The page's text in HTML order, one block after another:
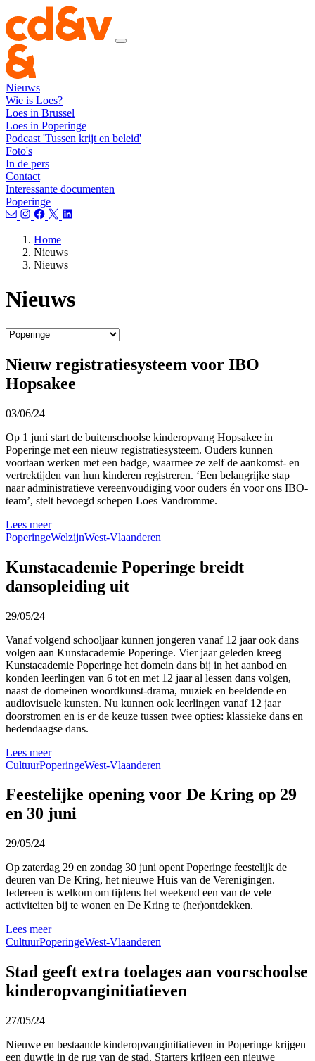
Nieuws
Wie is Loes?
Loes in Brussel
Loes in Poperinge
Podcast 'Tussen krijt en beleid'
Foto's
In de pers
Contact
Interessante documenten
Poperinge
Home
Nieuws
Nieuws
Nieuws
Nieuw registratiesysteem voor IBO
Hopsakee
03/06/24
Op 1 juni start de buitenschoolse kinderopvang Hopsakee in
Poperinge met een nieuw registratiesysteem. Ouders kunnen
voortaan werken met een badge, waarmee ze zelf de aankomst- en
vertrektijden van hun kinderen registreren. ‘Een belangrijke stap
naar administratieve vereenvoudiging voor ouders én voor ons IBO-
team’, stelt bevoegd schepen Loes Vandromme.
Lees meer
PoperingeWelzijnWest-Vlaanderen
Kunstacademie Poperinge breidt
dansopleiding uit
29/05/24
Vanaf volgend schooljaar kunnen jongeren vanaf 12 jaar ook dans
volgen aan Kunstacademie Poperinge. Vier jaar geleden kreeg
Kunstacademie Poperinge het domein dans bij in het aanbod en
konden leerlingen van 6 tot en met 12 jaar al lessen dans volgen,
naast de domeinen woordkunst-drama, muziek en beeldende en
audiovisuele kunsten. Nu kunnen ook leerlingen vanaf 12 jaar
doorstromen en is er de keuze tussen twee opties: klassieke dans en
hedendaagse dans.
Lees meer
CultuurPoperingeWest-Vlaanderen
Feestelijke opening voor De Kring op 29
en 30 juni
29/05/24
Op zaterdag 29 en zondag 30 juni opent Poperinge feestelijk de
deuren van De Kring, het nieuwe Huis van de Verenigingen.
Iedereen is welkom om tijdens het weekend een van de vele
activiteiten bij te wonen en De Kring te (her)ontdekken.
Lees meer
CultuurPoperingeWest-Vlaanderen
Stad geeft extra toelages aan voorschoolse
kinderopvanginitiatieven
27/05/24
Nieuwe en bestaande kinderopvanginitiatieven in Poperinge krijgen
een duwtje in de rug van de stad. Starters krijgen een nieuwe